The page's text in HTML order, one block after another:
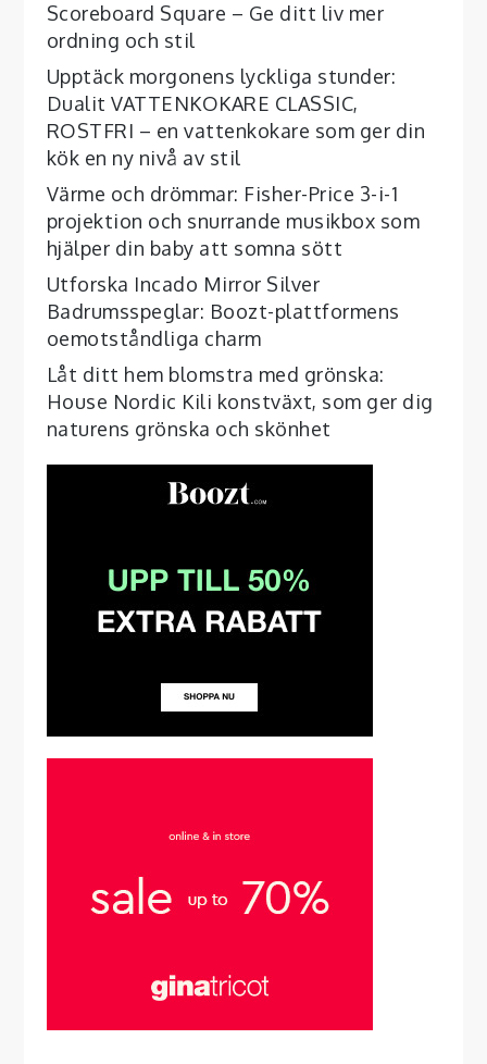
Scoreboard Square – Ge ditt liv mer
ordning och stil
Upptäck morgonens lyckliga stunder:
Dualit VATTENKOKARE CLASSIC,
ROSTFRI – en vattenkokare som ger din
kök en ny nivå av stil
Värme och drömmar: Fisher-Price 3-i-1
projektion och snurrande musikbox som
hjälper din baby att somna sött
Utforska Incado Mirror Silver
Badrumsspeglar: Boozt-plattformens
oemotståndliga charm
Låt ditt hem blomstra med grönska:
House Nordic Kili konstväxt, som ger dig
naturens grönska och skönhet